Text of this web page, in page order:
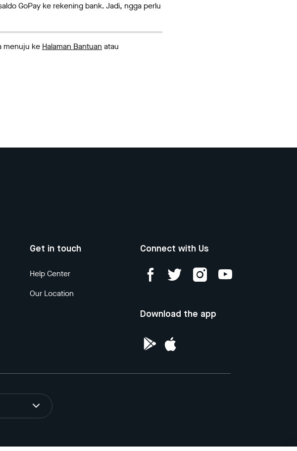
GoPay ke rekening bank. Jadi, ngga perlu
menuju ke Halaman Bantuan atau
Get in touch
Help Center
Our Location
Connect with Us
Download the app